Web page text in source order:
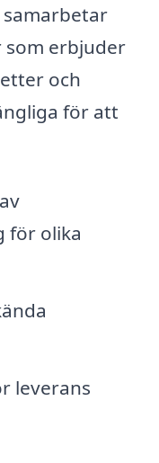
erbjuder
och
för att
för olika
leverans